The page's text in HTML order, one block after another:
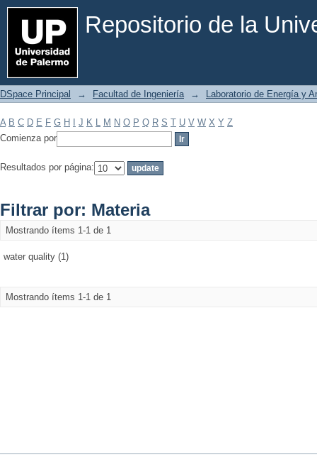
Repositorio de la
Filtrar por: Materia
DSpace Principal → Facultad de Ingeniería → Laboratorio de Energía y
A B C D E F G H J K L M N O P Q R S T U V W X Y Z
Comienza por
Resultados por página:
Filtrar por: Materia
Mostrando ítems 1-1 de 1
water quality (1)
Mostrando ítems 1-1 de 1